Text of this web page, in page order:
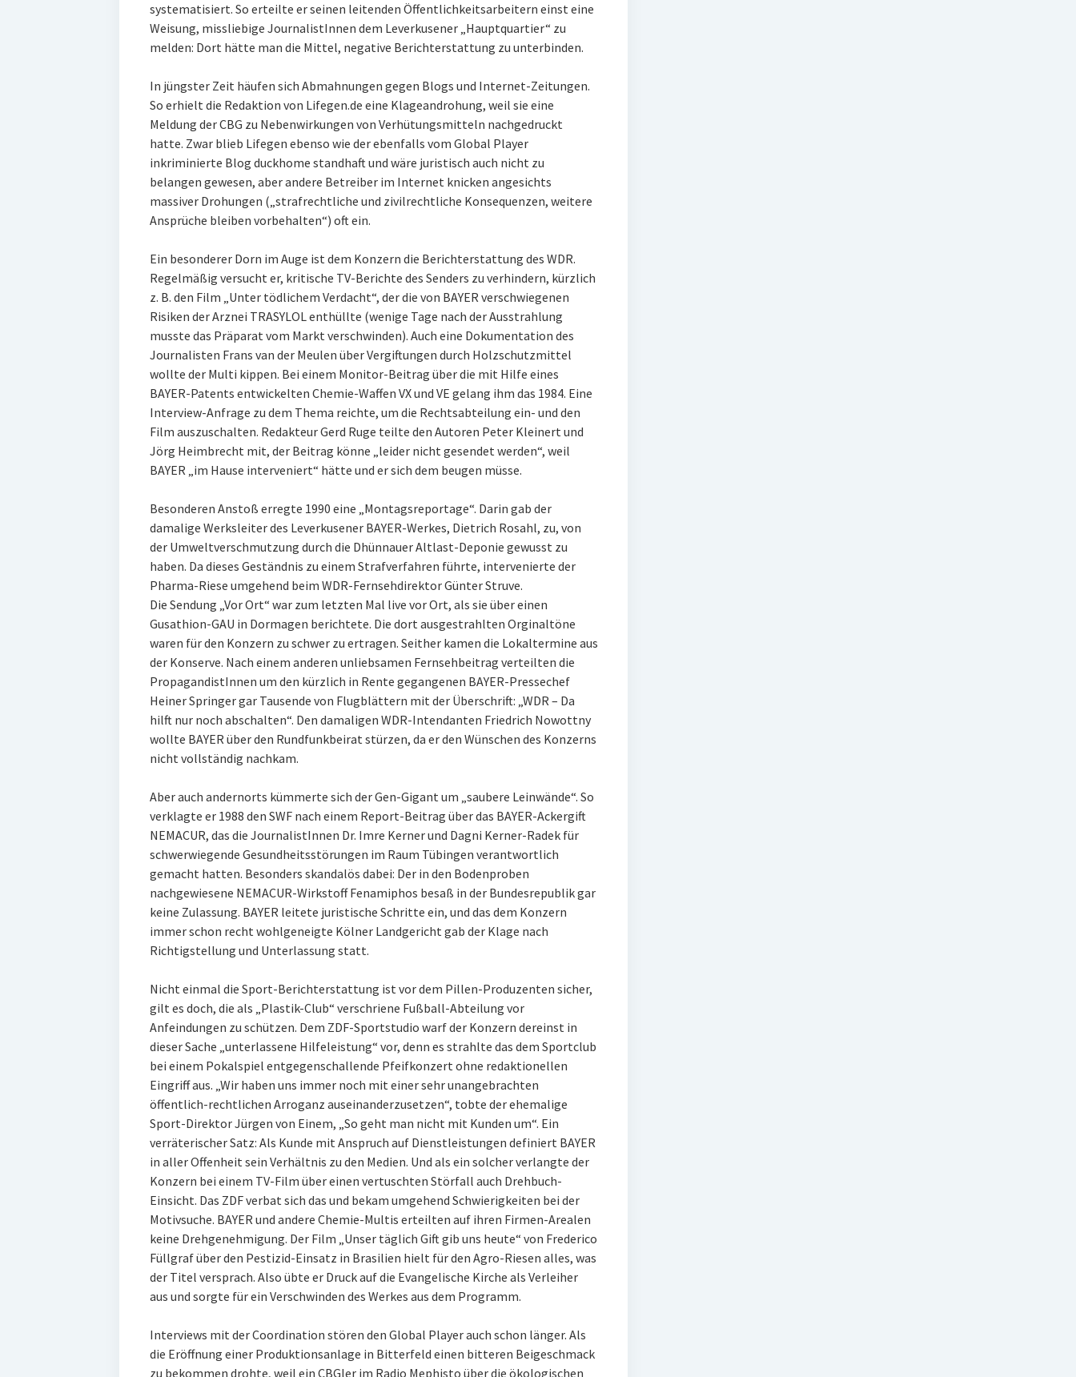
systematisiert. So erteilte er seinen leitenden Öffentlichkeitsarbeitern einst eine
Weisung, missliebige JournalistInnen dem Leverkusener „Hauptquartier“ zu
melden: Dort hätte man die Mittel, negative Berichterstattung zu unterbinden.
In jüngster Zeit häufen sich Abmahnungen gegen Blogs und Internet-Zeitungen.
So erhielt die Redaktion von Lifegen.de eine Klageandrohung, weil sie eine
Meldung der CBG zu Nebenwirkungen von Verhütungsmitteln nachgedruckt
hatte. Zwar blieb Lifegen ebenso wie der ebenfalls vom Global Player
inkriminierte Blog duckhome standhaft und wäre juristisch auch nicht zu
belangen gewesen, aber andere Betreiber im Internet knicken angesichts
massiver Drohungen („strafrechtliche und zivilrechtliche Konsequenzen, weitere
Ansprüche bleiben vorbehalten“) oft ein.
Ein besonderer Dorn im Auge ist dem Konzern die Berichterstattung des WDR.
Regelmäßig versucht er, kritische TV-Berichte des Senders zu verhindern, kürzlich
z. B. den Film „Unter tödlichem Verdacht“, der die von BAYER verschwiegenen
Risiken der Arznei TRASYLOL enthüllte (wenige Tage nach der Ausstrahlung
musste das Präparat vom Markt verschwinden). Auch eine Dokumentation des
Journalisten Frans van der Meulen über Vergiftungen durch Holzschutzmittel
wollte der Multi kippen. Bei einem Monitor-Beitrag über die mit Hilfe eines
BAYER-Patents entwickelten Chemie-Waffen VX und VE gelang ihm das 1984. Eine
Interview-Anfrage zu dem Thema reichte, um die Rechtsabteilung ein- und den
Film auszuschalten. Redakteur Gerd Ruge teilte den Autoren Peter Kleinert und
Jörg Heimbrecht mit, der Beitrag könne „leider nicht gesendet werden“, weil
BAYER „im Hause interveniert“ hätte und er sich dem beugen müsse.
Besonderen Anstoß erregte 1990 eine „Montagsreportage“. Darin gab der
damalige Werksleiter des Leverkusener BAYER-Werkes, Dietrich Rosahl, zu, von
der Umweltverschmutzung durch die Dhünnauer Altlast-Deponie gewusst zu
haben. Da dieses Geständnis zu einem Strafverfahren führte, intervenierte der
Pharma-Riese umgehend beim WDR-Fernsehdirektor Günter Struve.
Die Sendung „Vor Ort“ war zum letzten Mal live vor Ort, als sie über einen
Gusathion-GAU in Dormagen berichtete. Die dort ausgestrahlten Orginaltöne
waren für den Konzern zu schwer zu ertragen. Seither kamen die Lokaltermine aus
der Konserve. Nach einem anderen unliebsamen Fernsehbeitrag verteilten die
PropagandistInnen um den kürzlich in Rente gegangenen BAYER-Pressechef
Heiner Springer gar Tausende von Flugblättern mit der Überschrift: „WDR – Da
hilft nur noch abschalten“. Den damaligen WDR-Intendanten Friedrich Nowottny
wollte BAYER über den Rundfunkbeirat stürzen, da er den Wünschen des Konzerns
nicht vollständig nachkam.
Aber auch andernorts kümmerte sich der Gen-Gigant um „saubere Leinwände“. So
verklagte er 1988 den SWF nach einem Report-Beitrag über das BAYER-Ackergift
NEMACUR, das die JournalistInnen Dr. Imre Kerner und Dagni Kerner-Radek für
schwerwiegende Gesundheitsstörungen im Raum Tübingen verantwortlich
gemacht hatten. Besonders skandalös dabei: Der in den Bodenproben
nachgewiesene NEMACUR-Wirkstoff Fenamiphos besaß in der Bundesrepublik gar
keine Zulassung. BAYER leitete juristische Schritte ein, und das dem Konzern
immer schon recht wohlgeneigte Kölner Landgericht gab der Klage nach
Richtigstellung und Unterlassung statt.
Nicht einmal die Sport-Berichterstattung ist vor dem Pillen-Produzenten sicher,
gilt es doch, die als „Plastik-Club“ verschriene Fußball-Abteilung vor
Anfeindungen zu schützen. Dem ZDF-Sportstudio warf der Konzern dereinst in
dieser Sache „unterlassene Hilfeleistung“ vor, denn es strahlte das dem Sportclub
bei einem Pokalspiel entgegenschallende Pfeifkonzert ohne redaktionellen
Eingriff aus. „Wir haben uns immer noch mit einer sehr unangebrachten
öffentlich-rechtlichen Arroganz auseinanderzusetzen“, tobte der ehemalige
Sport-Direktor Jürgen von Einem, „So geht man nicht mit Kunden um“. Ein
verräterischer Satz: Als Kunde mit Anspruch auf Dienstleistungen definiert BAYER
in aller Offenheit sein Verhältnis zu den Medien. Und als ein solcher verlangte der
Konzern bei einem TV-Film über einen vertuschten Störfall auch Drehbuch-
Einsicht. Das ZDF verbat sich das und bekam umgehend Schwierigkeiten bei der
Motivsuche. BAYER und andere Chemie-Multis erteilten auf ihren Firmen-Arealen
keine Drehgenehmigung. Der Film „Unser täglich Gift gib uns heute“ von Frederico
Füllgraf über den Pestizid-Einsatz in Brasilien hielt für den Agro-Riesen alles, was
der Titel versprach. Also übte er Druck auf die Evangelische Kirche als Verleiher
aus und sorgte für ein Verschwinden des Werkes aus dem Programm.
Interviews mit der Coordination stören den Global Player auch schon länger. Als
die Eröffnung einer Produktionsanlage in Bitterfeld einen bitteren Beigeschmack
zu bekommen drohte, weil ein CBGler im Radio Mephisto über die ökologischen